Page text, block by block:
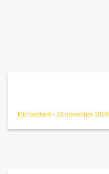
Michaelkerk - 23 november 2020